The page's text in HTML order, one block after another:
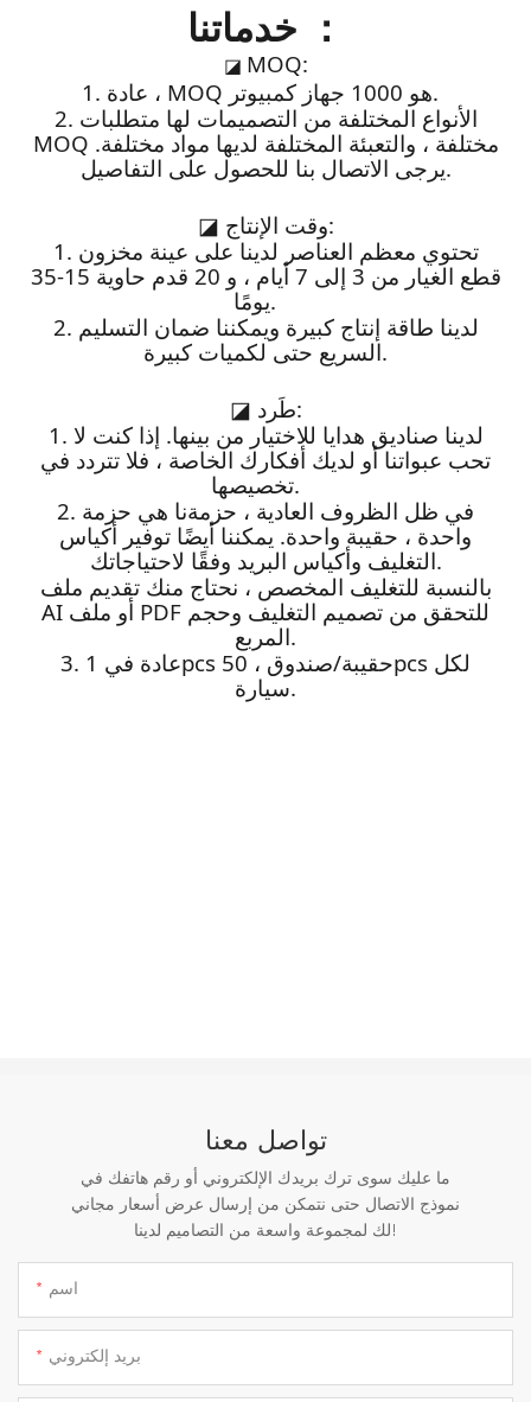
خدماتنا ：
◪ MOQ:
1. عادة ، MOQ هو 1000 جهاز كمبيوتر.
2. الأنواع المختلفة من التصميمات لها متطلبات
MOQ مختلفة ، والتعبئة المختلفة لديها مواد مختلفة.
يرجى الاتصال بنا للحصول على التفاصيل.
◪
وقت الإنتاج:
1. تحتوي معظم العناصر لدينا على عينة مخزون
قطع الغيار من 3 إلى 7 أيام ، و 20 قدم حاوية 15-35
يومًا.
2. لدينا طاقة إنتاج كبيرة ويمكننا ضمان التسليم
السريع حتى لكميات كبيرة.
◪
طَرد:
1. لدينا صناديق هدايا للاختيار من بينها. إذا كنت لا
تحب عبواتنا أو لديك أفكارك الخاصة ، فلا تتردد في
تخصيصها.
2. في ظل الظروف العادية ، حزمةنا هي حزمة
واحدة ، حقيبة واحدة. يمكننا أيضًا توفير أكياس
التغليف وأكياس البريد وفقًا لاحتياجاتك.
بالنسبة للتغليف المخصص ، نحتاج منك تقديم ملف
AI أو ملف PDF للتحقق من تصميم التغليف وحجم
المربع.
3. عادة في 1pcs حقيبة/صندوق ، 50pcs لكل
سيارة.
تواصل معنا
ما عليك سوى ترك بريدك الإلكتروني أو رقم هاتفك في
نموذج الاتصال حتى نتمكن من إرسال عرض أسعار مجاني
لك لمجموعة واسعة من التصاميم لدينا!
اسم
بريد إلكتروني